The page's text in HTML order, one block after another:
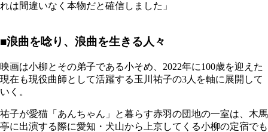
れは間違いなく本物だと確信しました」
■浪曲を唸り、浪曲を生きる人々
映画は小柳とその弟子である小そめ、2022年に100歳を迎えた
現在も現役曲師として活躍する玉川祐子の3人を軸に展開して
いく。
祐子が愛猫「あんちゃん」と暮らす赤羽の団地の一室は、木馬
亭に出演する際に愛知・犬山から上京してくる小柳の定宿でも